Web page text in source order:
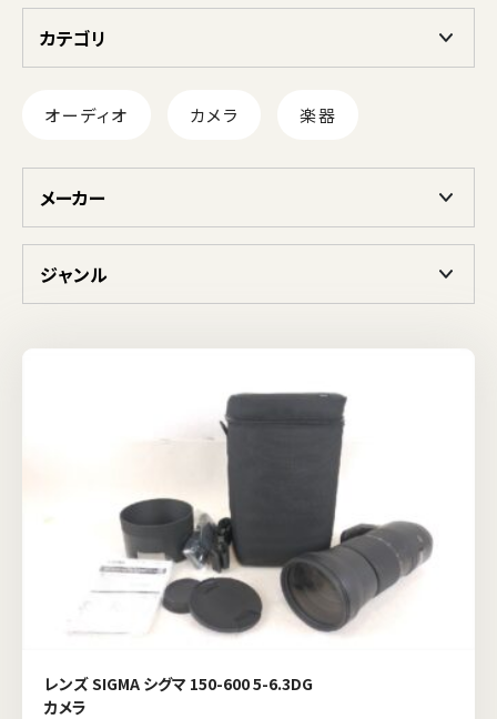
カテゴリ
オーディオ カメラ 楽器
メーカー
ジャンル
レンズ SIGMA シグマ 150-600 5-6.3DG
カメラ